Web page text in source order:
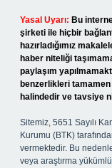
Yasal Uyarı: Bu
şirketi ile hiçbir
hazırladığımız
haber niteliği
paylaşım
benzerlikleri
halindedir ve tavsiye
Sitemiz, 5651 Sayılı
Kurumu (BTK)
vermektedir. Bu
veya araştırma